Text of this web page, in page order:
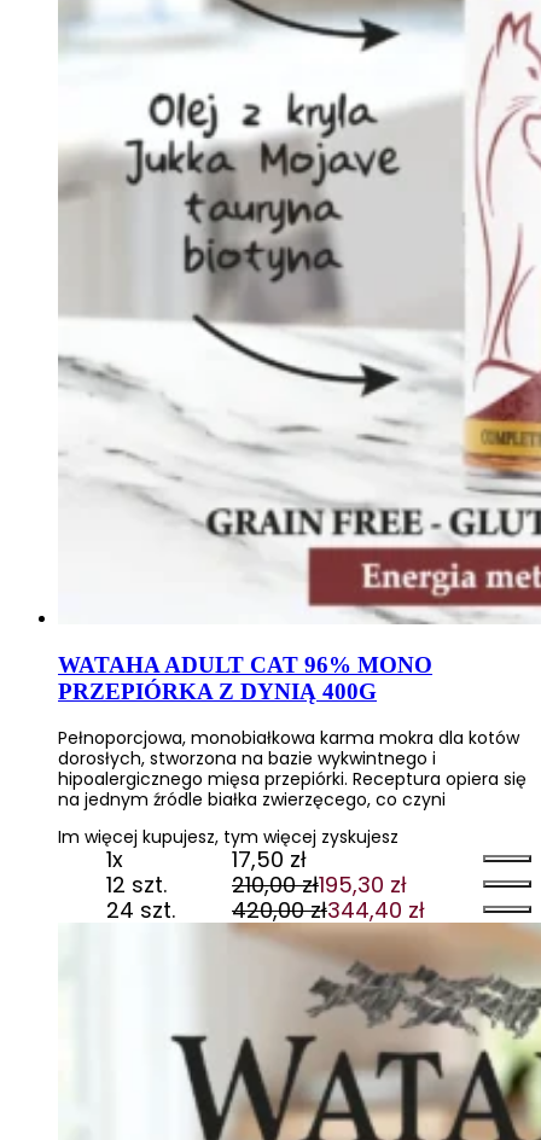
WATAHA ADULT CAT 96% MONO
PRZEPIÓRKA Z DYNIĄ 400G
Pełnoporcjowa, monobiałkowa karma mokra dla kotów
dorosłych, stworzona na bazie wykwintnego i
hipoalergicznego mięsa przepiórki. Receptura opiera się
na jednym źródle białka zwierzęcego, co czyni
Im więcej kupujesz, tym więcej zyskujesz
1x 17,50 zł
12 szt.
210,00zł
Pierwotna
cena
wynosiła:
210,00 zł.
195,30 zł
Aktualna
cena
wynosi:
195,30 zł.
24 szt. 420,00zł
Pierwotna
cena
wynosiła:
420,00 zł.
344,40 zł
Aktualna
cena
344,40 zł.